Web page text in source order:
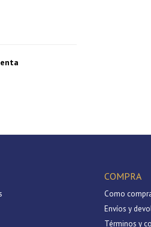
COMPRA
Como
Envíos y
Términos y